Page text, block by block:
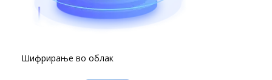
Шифрирање во облак